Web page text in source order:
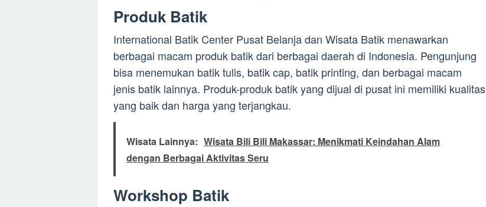
Produk Batik
International Batik Center Pusat Belanja dan Wisata Batik menawarkan
berbagai macam produk batik dari berbagai daerah di Indonesia. Pengunjung
bisa menemukan batik tulis, batik cap, batik printing, dan berbagai macam
jenis batik lainnya. Produk-produk batik yang dijual di pusat ini memiliki kualitas
yang baik dan harga yang terjangkau.
Wisata Lainnya: Wisata Bili Bili Makassar: Menikmati Keindahan Alam
dengan Berbagai Aktivitas Seru
Workshop Batik